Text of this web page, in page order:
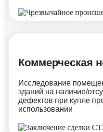
Коммерческая
Исследование
зданий на наличие/
дефектов при купле
использовании